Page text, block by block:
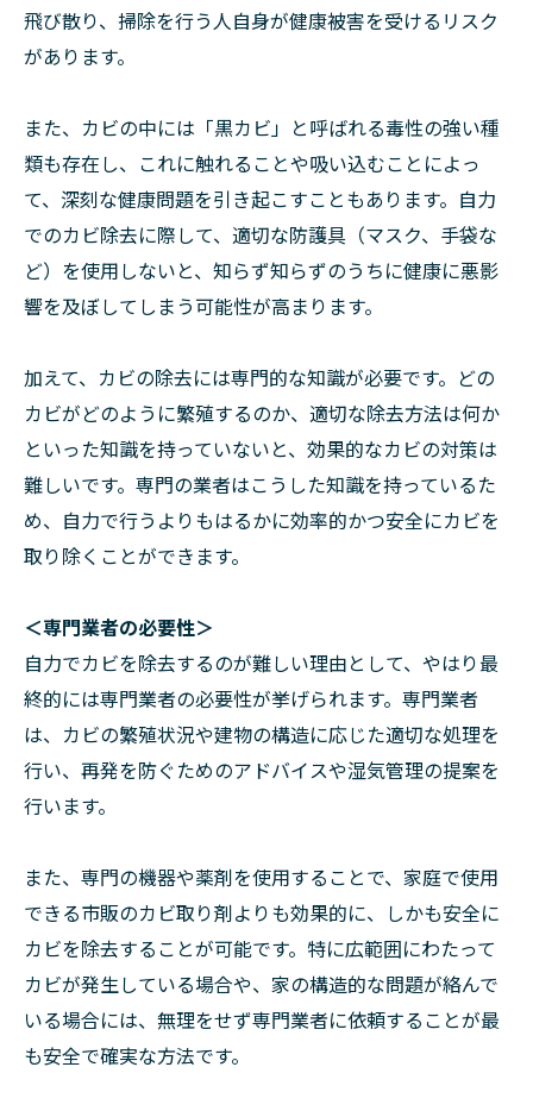
飛び散り、掃除を行う人自身が健康被害を受けるリスク
があります。
また、カビの中には「黒カビ」と呼ばれる毒性の強い種
類も存在し、これに触れることや吸い込むことによっ
て、深刻な健康問題を引き起こすこともあります。自力
でのカビ除去に際して、適切な防護具（マスク、手袋な
ど）を使用しないと、知らず知らずのうちに健康に悪影
響を及ぼしてしまう可能性が高まります。
加えて、カビの除去には専門的な知識が必要です。どの
カビがどのように繁殖するのか、適切な除去方法は何か
といった知識を持っていないと、効果的なカビの対策は
難しいです。専門の業者はこうした知識を持っているた
め、自力で行うよりもはるかに効率的かつ安全にカビを
取り除くことができます。
＜専門業者の必要性＞
自力でカビを除去するのが難しい理由として、やはり最
終的には専門業者の必要性が挙げられます。専門業者
は、カビの繁殖状況や建物の構造に応じた適切な処理を
行い、再発を防ぐためのアドバイスや湿気管理の提案を
行います。
また、専門の機器や薬剤を使用することで、家庭で使用
できる市販のカビ取り剤よりも効果的に、しかも安全に
カビを除去することが可能です。特に広範囲にわたって
カビが発生している場合や、家の構造的な問題が絡んで
いる場合には、無理をせず専門業者に依頼することが最
も安全で確実な方法です。